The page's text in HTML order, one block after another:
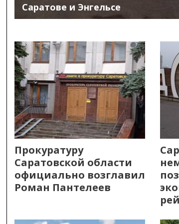
Саратове и Энгельсе
Прокуратуру
Саратовской области
официально возглавил
Роман Пантелеев